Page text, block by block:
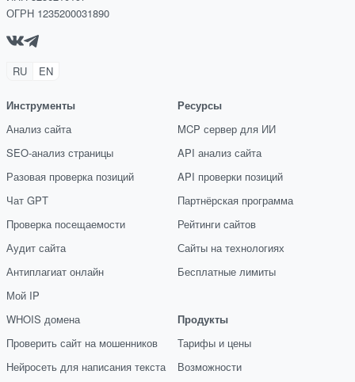
ОГРН 1235200031890
RU EN
Инструменты
Анализ сайта
SEO-анализ страницы
Разовая проверка позиций
Чат GPT
Проверка посещаемости
Аудит сайта
Антиплагиат онлайн
Мой IP
WHOIS домена
Проверить сайт на мошенников
Нейросеть для написания текста
Ресурсы
MCP сервер для ИИ
API анализ сайта
API проверки позиций
Партнёрская программа
Рейтинги сайтов
Сайты на технологиях
Бесплатные лимиты
Продукты
Тарифы и цены
Возможности